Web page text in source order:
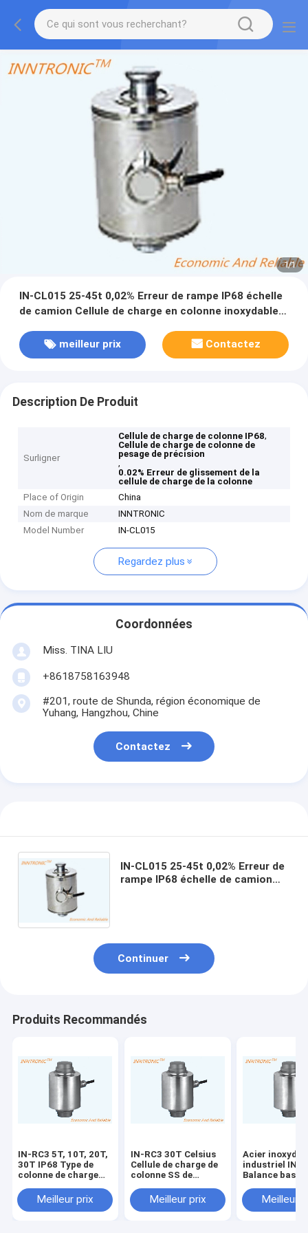
1/1
IN-CL015 25-45t 0,02% Erreur de rampe IP68 échelle
de camion Cellule de charge en colonne inoxydable
meilleur prix
Contactez
Description De Produit
Surligner
Cellule de charge de colonne IP68,
Cellule de charge de colonne de
pesage de précision
,
0.02% Erreur de glissement de la
cellule de charge de la colonne
Place of Origin
China
Nom de marque
INNTRONIC
Model Number
IN-CL015
Regardez plus
Coordonnées
Miss. TINA LIU
+8618758163948
#201, route de Shunda, région économique de
Yuhang, Hangzhou, Chine
Contactez
IN-CL015 25-45t 0,02% Erreur de
rampe IP68 échelle de camion
Continuer
Produits Recommandés
IN-RC3 5T, 10T, 20T,
30T IP68 Type de
colonne de charge
de pont de pesage
Cellule de charge
Meilleur prix
IN-RC3 30T Celsius
Cellule de charge de
colonne SS de
avec protection IP68
pour la balance de
Meilleur prix
Acier
industriel IN-
Balance basée
Capteur de
charge 30T
Meilleur